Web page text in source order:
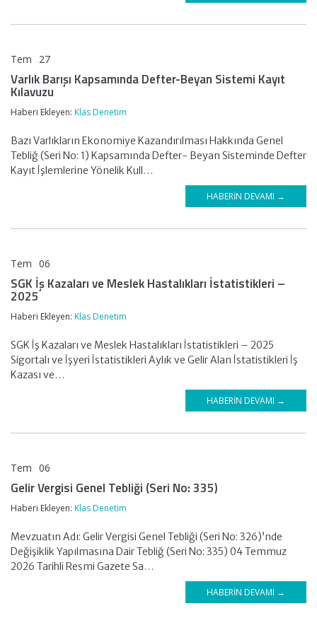
Tem 27
Varlık Barışı Kapsamında Defter-Beyan Sistemi Kayıt
Kılavuzu
Haberi Ekleyen: Klas Denetim
Bazı Varlıkların Ekonomiye Kazandırılması Hakkında Genel
Tebliğ (Seri No: 1) Kapsamında Defter- Beyan Sisteminde Defter
Kayıt İşlemlerine Yönelik Kull…
HABERIN DEVAMI →
Tem 06
SGK İş Kazaları ve Meslek Hastalıkları İstatistikleri –
2025
Haberi Ekleyen: Klas Denetim
SGK İş Kazaları ve Meslek Hastalıkları İstatistikleri – 2025
Sigortalı ve İşyeri İstatistikleri Aylık ve Gelir Alan İstatistikleri İş
Kazası ve…
HABERIN DEVAMI →
Tem 06
Gelir Vergisi Genel Tebliği (Seri No: 335)
Haberi Ekleyen: Klas Denetim
Mevzuatın Adı: Gelir Vergisi Genel Tebliği (Seri No: 326)’nde
Değişiklik Yapılmasına Dair Tebliğ (Seri No: 335) 04 Temmuz
2026 Tarihli Resmi Gazete Sa…
HABERIN DEVAMI →